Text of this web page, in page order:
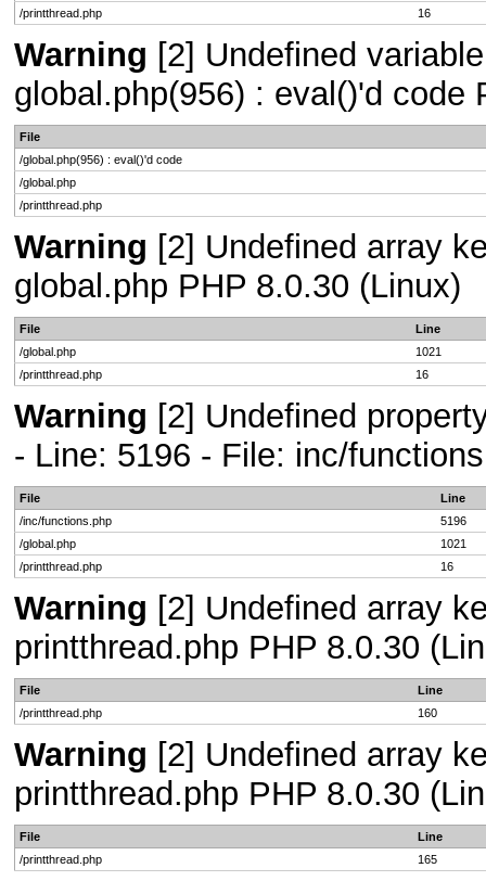
/printthread.php
16
Warning [2] Undefined
global.php(956) : eval()'d code
File
/global.php(956) : eval()'d code
/global.php
/printthread.php
Warning [2] Undefined array
global.php PHP 8.0.30 (Linux)
File
Line
/global.php
1021
/printthread.php
16
Warning [2] Undefined
- Line: 5196 - File: inc/
File
Line
/inc/functions.php
5196
/global.php
1021
/printthread.php
16
Warning [2] Undefined array
printthread.php PHP 8.0.30
File
Line
/printthread.php
160
Warning [2] Undefined array
printthread.php PHP 8.0.30
File
Line
/printthread.php
165